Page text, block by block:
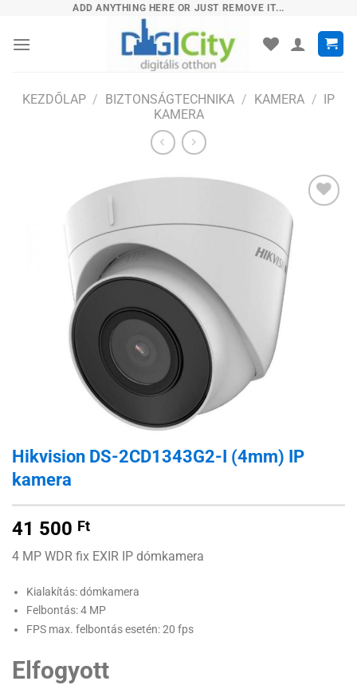
content
ADD ANYTHING HERE OR JUST REMOVE IT...
KEZDŐLAP / BIZTONSÁGTECHNIKA / KAMERA / IP
KAMERA
Hozzáadás
kívánságlistához
Hikvision DS-2CD1343G2-I (4mm) IP
kamera
41 500 Ft
4 MP WDR fix EXIR IP dómkamera
Kialakítás: dómkamera
Felbontás: 4 MP
FPS max. felbontás esetén: 20 fps
Elfogyott